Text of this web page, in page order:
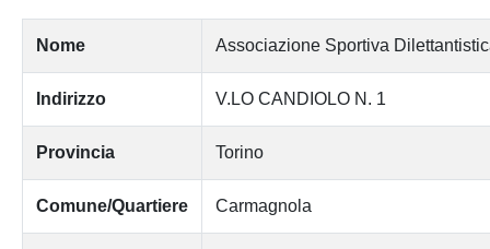
Nome Associazione Sportiva
Indirizzo V.LO CANDIOLO N. 1
Provincia Torino
Comune/Quartiere Carmagnola